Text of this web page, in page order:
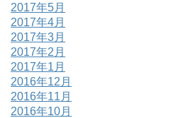
2017年5月
2017年4月
2017年3月
2017年2月
2017年1月
2016年12月
2016年11月
2016年10月